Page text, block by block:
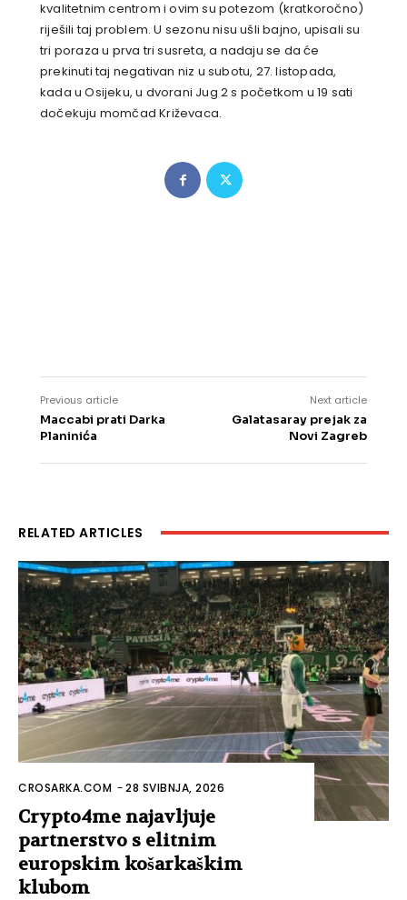
kvalitetnim centrom i ovim su potezom (kratkoročno)
riješili taj problem. U sezonu nisu ušli bajno, upisali su
tri poraza u prva tri susreta, a nadaju se da će
prekinuti taj negativan niz u subotu, 27. listopada,
kada u Osijeku, u dvorani Jug 2 s početkom u 19 sati
dočekuju momčad Križevaca.
Previous article
Maccabi prati Darka
Planinića
Next article
Galatasaray prejak za
Novi Zagreb
RELATED ARTICLES
CROSARKA.COM -28 SVIBNJA, 2026
Crypto4me najavljuje
partnerstvo s elitnim
europskim košarkaškim
klubom